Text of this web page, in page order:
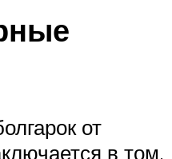
от
в том,